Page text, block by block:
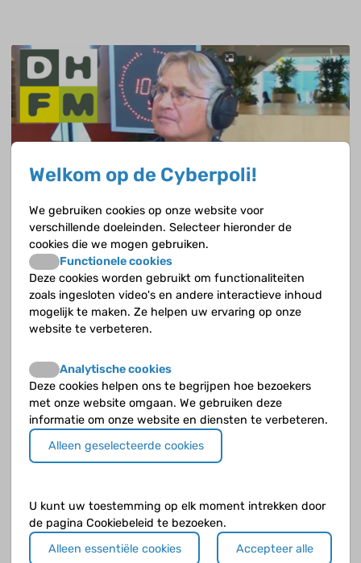
Cyberpoli op de radio!
Door Roesja van Doorn op 23 september 2024
Aanpak huilbaby's st Antonius ziekenhuis
genomineerd als Zorgvernieuwer van het
Welkom op de Cyberpoli!
We gebruiken cookies op onze website voor
verschillende doeleinden. Selecteer hieronder de
cookies die we mogen gebruiken.
Functionele cookies
Deze cookies worden gebruikt om functionaliteiten
zoals ingesloten video's en andere interactieve inhoud
mogelijk te maken. Ze helpen uw ervaring op onze
website te verbeteren.
Analytische cookies
Deze cookies helpen ons te begrijpen hoe bezoekers
met onze website omgaan. We gebruiken deze
informatie om onze website en diensten te verbeteren.
Alleen geselecteerde cookies
U kunt uw toestemming op elk moment intrekken door
de pagina Cookiebeleid te bezoeken.
Alleen essentiële cookies
Accepteer alle